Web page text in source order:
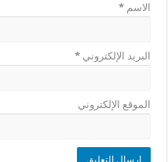
الاسم*
البريد الإلكتروني*
الموقع الإلكتروني